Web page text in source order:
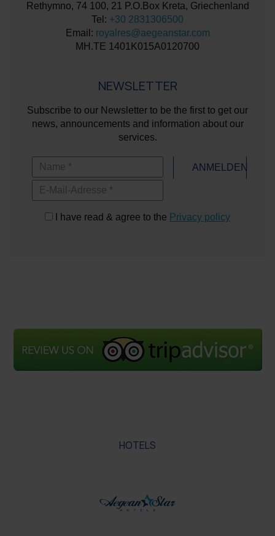
Rethymno, 74 100, 21 P.O.Box Kreta, Griechenland
Tel: +30 2831306500
Email: royalres@aegeanstar.com
ΜΗ.ΤΕ 1401K015A0120700
NEWSLETTER
Subscribe to our Newsletter to be the first to get our
news, announcements and information about our
services.
Name
E-Mail-Adresse
ANMELDEN
I have read & agree to the Privacy policy
HOTELS